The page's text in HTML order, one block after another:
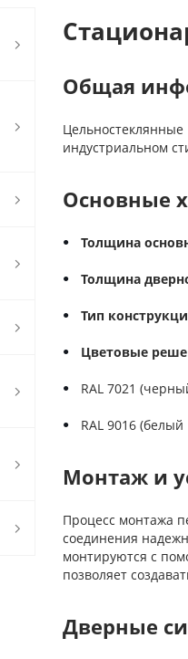
Общая
индустриальном
Основные
Толщина
Толщина
Тип
Цветовые
RAL 7021
RAL 9016 (белый
Монтаж и
Процесс монтажа
соединения
монтируются с
позволяет
Дверные